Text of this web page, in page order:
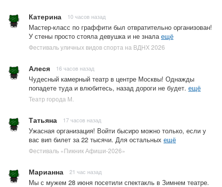
Катерина 10 часов назад
Мастер-класс по граффити был отвратительно организован!
У стены просто стояла девушка и не знала ещё
Фестиваль уличных видов спорта на ВДНХ 2026
Алеся 16 часов назад
Чудесный камерный театр в центре Москвы! Однажды
попадете туда и влюбитесь, назад дороги не будет. ещё
Театр города М.
Татьяна 17 часов назад
Ужасная организация! Войти бысиро можно только, если у
вас вип билет за 22 тысячи. Для остальных ещё
Фестиваль «Пикник Афиши-2026»
Марианна 21 час назад
Мы с мужем 28 июня посетили спектакль в Зимнем театре.